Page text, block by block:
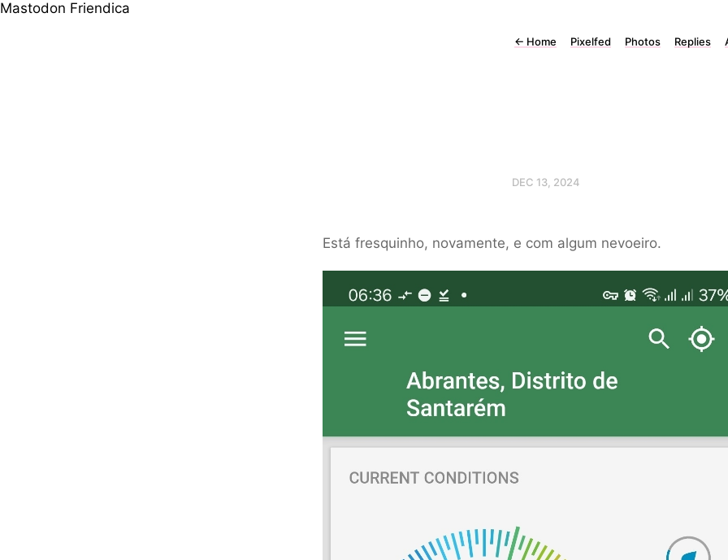
Mastodon Friendica
← Home Pixelfed Photos Replies
DEC 13, 2024
Está fresquinho, novamente, e com algum nevoeiro.